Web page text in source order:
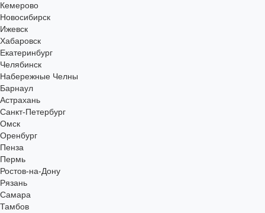
Кемерово
Новосибирск
Ижевск
Хабаровск
Екатеринбург
Челябинск
Набережные Челны
Барнаул
Астрахань
Санкт-Петербург
Омск
Оренбург
Пенза
Пермь
Ростов-на-Дону
Рязань
Самара
Тамбов